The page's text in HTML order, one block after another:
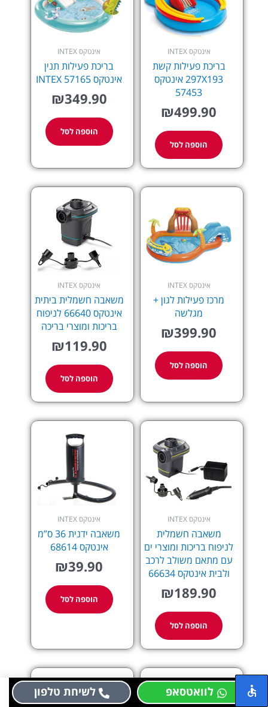
אינטקס INTEX
בריכת פעילות קשת
297X193 אינטקס
57453
₪499.90
הוספה לסל
אינטקס INTEX
בריכת פעילות תנין
אינטקס 57165 INTEX
₪349.90
הוספה לסל
אינטקס INTEX
מרכז פעילות לגון +
מגלשה
₪399.90
הוספה לסל
אינטקס INTEX
משאבה חשמלית ביתית
אינטקס 66640 לניפוח
בריכות ומוצרי בריכה
₪119.90
הוספה לסל
אינטקס INTEX
משאבה חשמלית
לניפוח בריכות ומוצרי ים
עם מתאם משולב לרכב
ולבית אינטקס 66634
₪189.90
הוספה לסל
אינטקס INTEX
משאבה ידנית 36 ס”מ
אינטקס 68614
₪39.90
הוספה לסל
לוואטסאפ לשיחת טלפון